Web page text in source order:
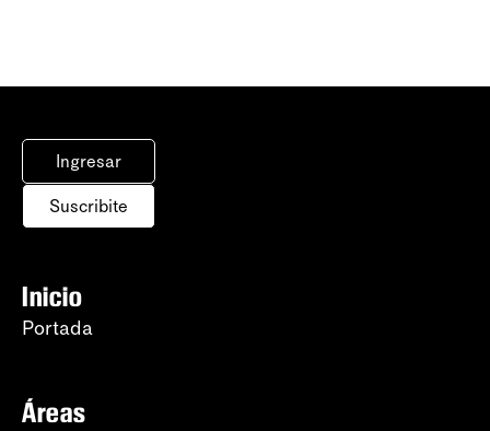
Ingresar
Suscribite
Inicio
Portada
Áreas